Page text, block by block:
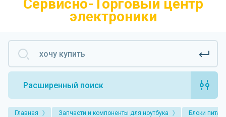
Сервисно-Торговый центр
электроники
Расширенный поиск
Главная Запчасти и компоненты для ноутбука Блоки